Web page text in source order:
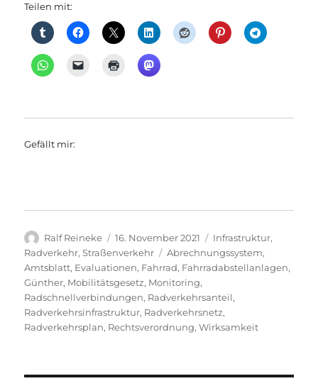
Teilen mit:
Gefällt mir:
Autor
Ralf Reineke
Veröffentlicht
am
16. November 2021 Kategorien
Infrastruktur,
Radverkehr,Straßenverkehr Schlagwörter
Abrechnungssystem,
Amtsblatt, Evaluationen, Fahrrad, Fahrradabstellanlagen,
Günther, Mobilitätsgesetz, Monitoring,
Radschnellverbindungen, Radverkehrsanteil,
Radverkehrsinfrastruktur, Radverkehrsnetz,
Radverkehrsplan, Rechtsverordnung,Wirksamkeit